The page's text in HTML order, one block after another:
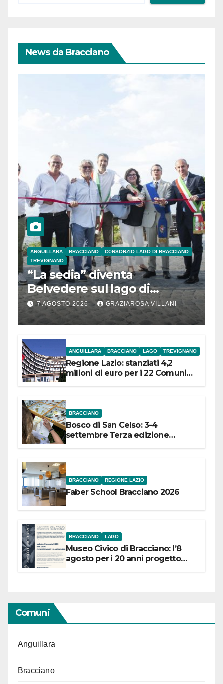
News da Bracciano
ANGUILLARA BRACCIANO
CONSORZIO LAGO DI BRACCIANO
TREVIGNANO
“La sedia” diventa
Belvedere sul lago di
Bracciano: ieri
l’inaugurazione
7 AGOSTO 2026 GRAZIAROSA VILLANI
ANGUILLARA BRACCIANO LAGO TREVIGNANO
Regione Lazio: stanziati 4,2
milioni di euro per i 22 Comuni
BRACCIANO
Bosco di San Celso: 3-4
settembre Terza edizione
BRACCIANO REGIONE LAZIO
Faber School Bracciano 2026
BRACCIANO LAGO
Museo Civico di Bracciano: l’8
agosto per i 20 anni progetto
Comuni
Anguillara
Bracciano